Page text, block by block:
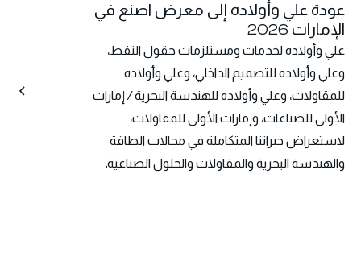
عودة علي وأولاده إلى معرض اصنع في
الإمارات 2026
علي وأولاده لخدمات ومستلزمات حقول النفط،
وعلي وأولاده للتصميم الداخلي، وعلي وأولاده
للمقاولات، وعلي وأولاده للهندسة البحرية / إمارات
الأولى للصناعات، وإمارات الأولى للمقاولات،
لاستعراض خبراتنا المتكاملة في مجالات الطاقة
والهندسة البحرية والمقاولات والحلول الصناعية.